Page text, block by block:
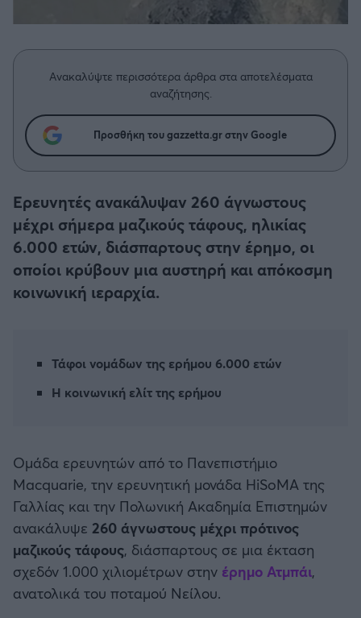
Δημήτρης Τσορμπατζόγλου
Άρης
Βόλος
Ατρόμητος Αθηνών
Κηφισιά
Αστέρας Τρίπολης
Καλαμάτα
Μπαρτσελόνα
Ρεάλ Μαδρίτης
Ατλέτικο Μαδρίτης
Μάντσεστερ Γιουνάιτεντ
Ανακαλύψτε περισσότερα άρθρα στα αποτελέσματα
αναζήτησης.
Προσθήκη του gazzetta.gr στην Google
Ερευνητές ανακάλυψαν 260 άγνωστους
μέχρι σήμερα μαζικούς τάφους, ηλικίας
6.000 ετών, διάσπαρτους στην έρημο, οι
οποίοι κρύβουν μια αυστηρή και απόκοσμη
κοινωνική ιεραρχία.
Τάφοι νομάδων της ερήμου 6.000 ετών
Η κοινωνική ελίτ της ερήμου
Ομάδα ερευνητών από το Πανεπιστήμιο
Macquarie, την ερευνητική μονάδα HiSoMA της
Γαλλίας και την Πολωνική Ακαδημία Επιστημών
ανακάλυψε 260 άγνωστους μέχρι πρότινος
μαζικούς τάφους, διάσπαρτους σε μια έκταση
σχεδόν 1.000 χιλιομέτρων στην έρημο Ατμπάι,
ανατολικά του ποταμού Νείλου.